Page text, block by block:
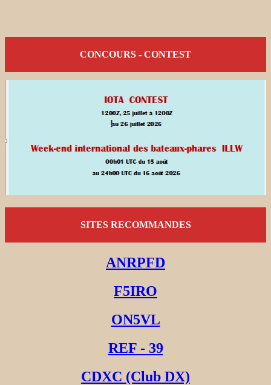
CONCOURS - CONTEST
SITES RECOMMANDES
ANRPFD
F5IRO
ON5VL
REF - 39
CDXC (Club DX)